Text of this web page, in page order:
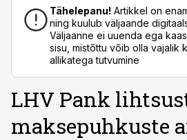
Tähelepanu! Artikkel on
ning kuulub väljaande
Väljaanne ei uuenda ega
sisu, mistõttu võib olla vajalik
allikatega tutvumine
LHV Pank
maksepuhkuste